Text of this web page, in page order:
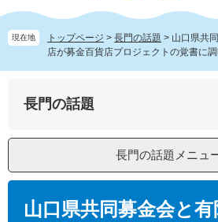
本
文
へ
現在地 トップページ > 長門の話題 > 山口県共
店が募金百貨店プロジェクトの覚書に
長門の話題
長門の話題メニュ
山口県共同募金会と